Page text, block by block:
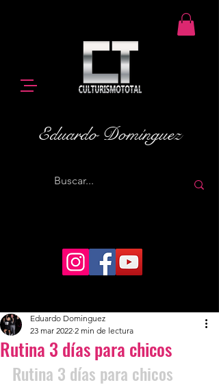
Eduardo Domínguez
Rutina 3 días para chicos
Eduardo Dominguez
23 mar 2022 2 min de lectura
Rutina 3 días para chicos